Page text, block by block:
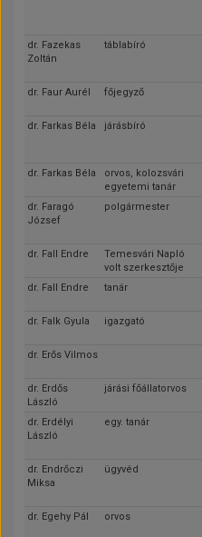
dr. Fazekas
Zoltán
táblabíró
dr. Faur Aurél főjegyző
dr. Farkas Béla járásbíró
dr. Farkas Béla
orvos, kolozsvári
egyetemi tanár
dr. Faragó
József
polgármester
dr. Fall Endre
Temesvári Napló
volt szerkesztője
dr. Fall Endre tanár
dr. Falk Gyula igazgató
dr. Erős Vilmos
dr. Erdős
László
járási főállatorvos
dr. Erdélyi
László
egy. tanár
dr. Endrőczi
Miksa
ügyvéd
dr. Egehy Pál orvos